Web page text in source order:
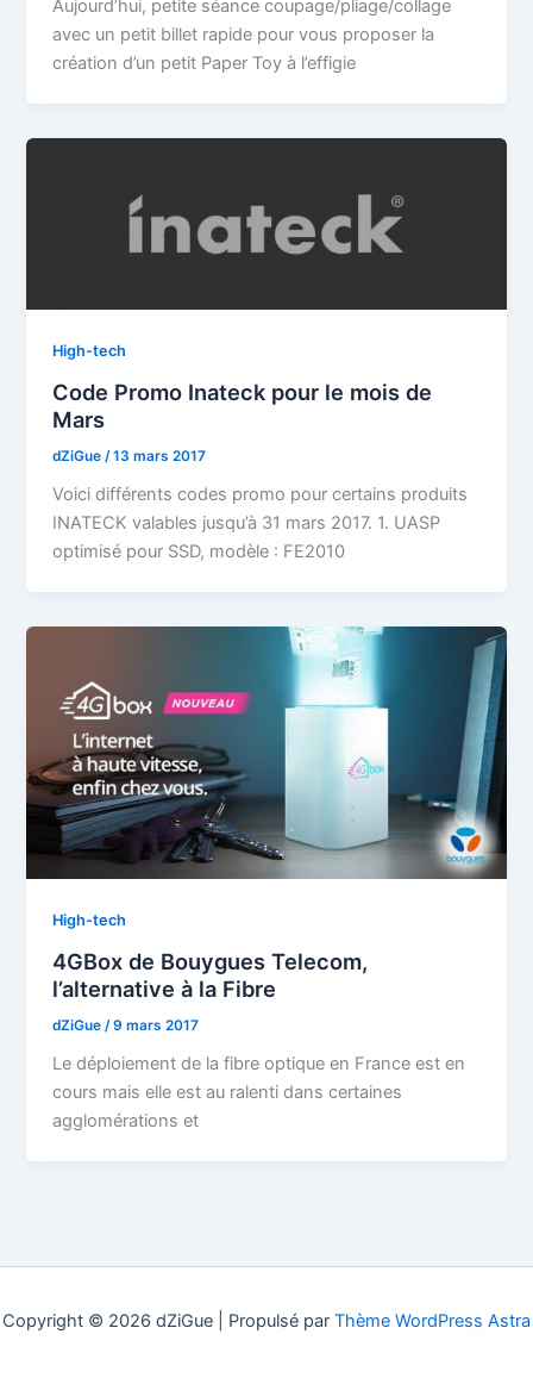
Aujourd’hui, petite séance coupage/pliage/collage
avec un petit billet rapide pour vous proposer la
création d’un petit Paper Toy à l’effigie
High-tech
Code Promo Inateck pour le mois de
Mars
dZiGue /13 mars 2017
Voici différents codes promo pour certains produits
INATECK valables jusqu’à 31 mars 2017. 1. UASP
optimisé pour SSD, modèle : FE2010
High-tech
4GBox de Bouygues Telecom,
l’alternative à la Fibre
dZiGue /9 mars 2017
Le déploiement de la fibre optique en France est en
cours mais elle est au ralenti dans certaines
agglomérations et
Copyright © 2026 dZiGue | Propulsé par Thème WordPress Astra